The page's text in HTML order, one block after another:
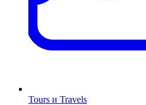
Tours и Travels